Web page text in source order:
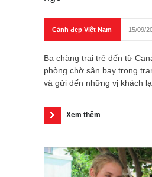
Cảnh đẹp Việt Nam 15/09/
Ba chàng trai trẻ đến từ
phòng chờ sân bay trong
và gửi đến những vị khách
Xem thêm